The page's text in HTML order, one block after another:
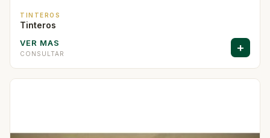
TINTEROS
Tinteros
VER MAS
CONSULTAR +